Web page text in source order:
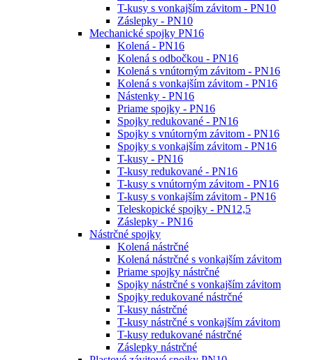
T-kusy s vonkajším závitom - PN10
Záslepky - PN10
Mechanické spojky PN16
Kolená - PN16
Kolená s odbočkou - PN16
Kolená s vnútorným závitom - PN16
Kolená s vonkajším závitom - PN16
Nástenky - PN16
Priame spojky - PN16
Spojky redukované - PN16
Spojky s vnútorným závitom - PN16
Spojky s vonkajším závitom - PN16
T-kusy - PN16
T-kusy redukované - PN16
T-kusy s vnútorným závitom - PN16
T-kusy s vonkajším závitom - PN16
Teleskopické spojky - PN12,5
Záslepky - PN16
Nástrčné spojky
Kolená nástrčné
Kolená nástrčné s vonkajším závitom
Priame spojky nástrčné
Spojky nástrčné s vonkajším závitom
Spojky redukované nástrčné
T-kusy nástrčné
T-kusy nástrčné s vonkajším závitom
T-kusy redukované nástrčné
Záslepky nástrčné